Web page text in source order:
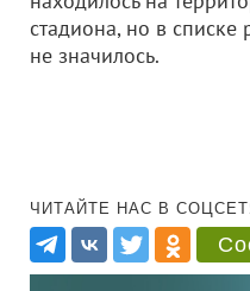
стадиона, но в списке
не значилось.
ЧИТАЙТЕ НАС В